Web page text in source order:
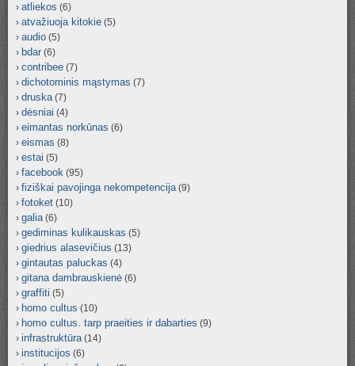
atliekos (6)
atvažiuoja kitokie (5)
audio (5)
bdar (6)
contribee (7)
dichotominis mąstymas (7)
druska(7)
dėsniai (4)
eimantas norkūnas (6)
eismas (8)
estai (5)
facebook (95)
fiziškai pavojinga nekompetencija(9)
fotoket (10)
galia(6)
gediminas kulikauskas (5)
giedrius alasevičius (13)
gintautas paluckas (4)
gitana dambrauskienė (6)
graffiti (5)
homo cultus (10)
homo cultus. tarp praeities ir dabarties (9)
infrastruktūra(14)
institucijos (6)